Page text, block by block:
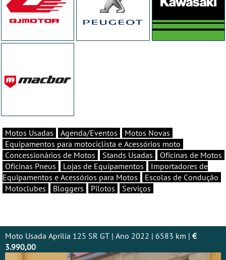
Motos Usadas Agenda/Eventos
Motos Novas
Equipamentos para motociclista e Acessórios moto
Concessionários de Motos
Stands Usadas
Oficinas de Motos
Oficinas Pneus
Lojas de Equipamentos
Importadores de
Equipamentos e Acessórios para Motos
Escolas de Condução
Motoclubes
Bloggers Pilotos Serviços
Moto Usada Aprilia 125 SR GT | Ano 2022 | 6583 km | €
3.990,00